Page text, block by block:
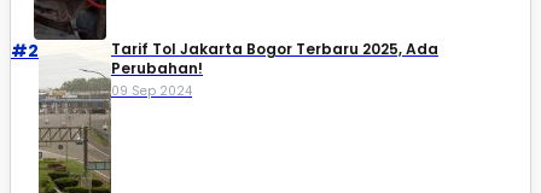
#2
Tarif Tol Jakarta Bogor Terbaru 2025, Ada
Perubahan!
09 Sep 2024